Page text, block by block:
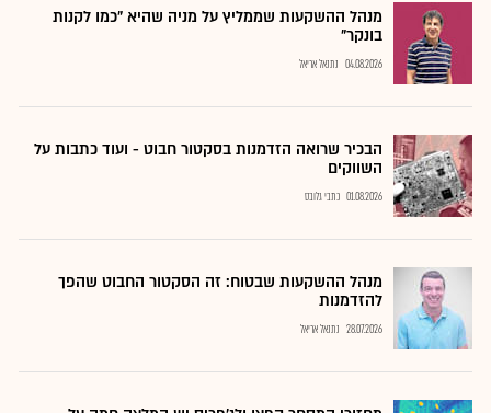
מנהל ההשקעות שממליץ על מניה שהיא "כמו לקנות
בונקר"
04.08.2026 נתנאל אריאל
הבכיר שרואה הזדמנות בסקטור חבוט - ועוד כתבות על
השווקים
01.08.2026 כתבי גלובס
מנהל ההשקעות שבטוח: זה הסקטור החבוט שהפך
להזדמנות
28.07.2026 נתנאל אריאל